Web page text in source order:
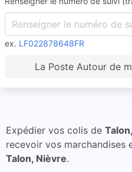
ex. LF022878648FR
La Poste Autour de
Expédier vos colis de
recevoir vos marchandises
Talon, Nièvre.